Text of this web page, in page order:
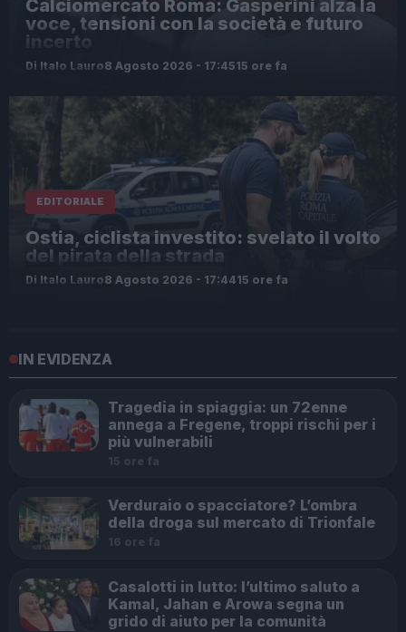
Calciomercato Roma: Gasperini alza la
voce, tensioni con la società e futuro
incerto
Di Italo Lauro8 Agosto 2026 - 17:4515 ore fa
EDITORIALE
Ostia, ciclista investito: svelato il volto
del pirata della strada
Di Italo Lauro8 Agosto 2026 - 17:4415 ore fa
IN EVIDENZA
Tragedia in spiaggia: un 72enne
annega a Fregene, troppi rischi per i
più vulnerabili
15 ore fa
Verduraio o spacciatore? L’ombra
della droga sul mercato di Trionfale
16 ore fa
Casalotti in lutto: l’ultimo saluto a
Kamal, Jahan e Arowa segna un
grido di aiuto per la comunità